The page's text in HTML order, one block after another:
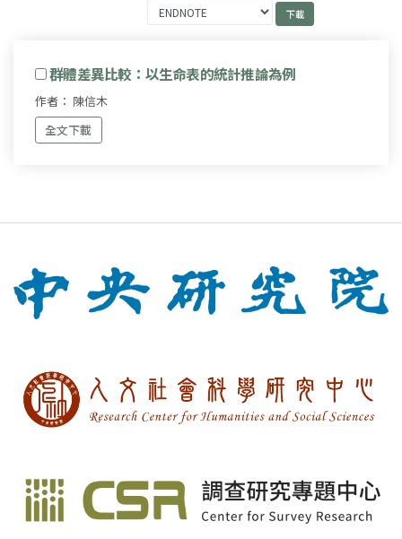
群體差異比較：以生命表的統計推論為例
作者： 陳信木
全文下載